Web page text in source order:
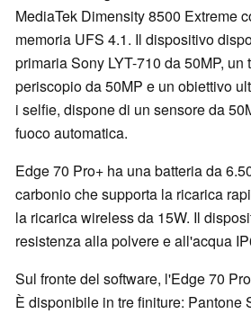
MediaTek Dimensity 8500 Extreme
memoria UFS 4.1. Il dispositivo
primaria Sony LYT-710 da 50MP, un
periscopio da 50MP e un obiettivo
i selfie, dispone di un sensore da
fuoco automatica.
Edge 70 Pro+ ha una batteria da
carbonio che supporta la ricarica
la ricarica wireless da 15W. Il
resistenza alla polvere e all'acqua
Sul fronte del software, l'Edge 70
È disponibile in tre finiture: Pantone